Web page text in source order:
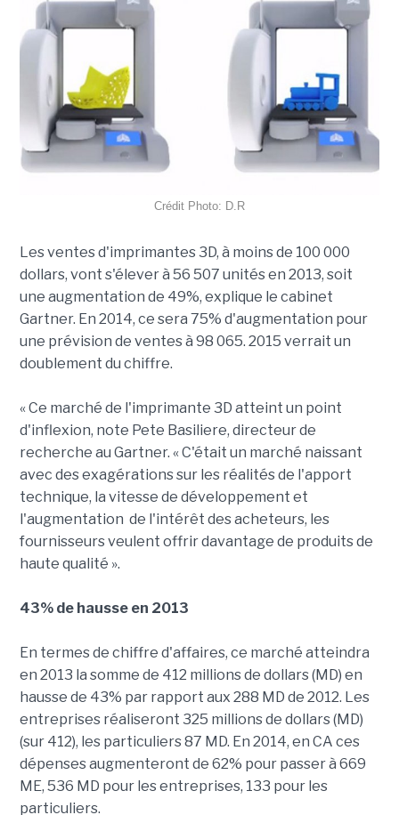
Crédit Photo: D.R
Les ventes d'imprimantes 3D, à moins de 100 000
dollars, vont s'élever à 56 507 unités en 2013, soit
une augmentation de 49%, explique le cabinet
Gartner. En 2014, ce sera 75% d'augmentation pour
une prévision de ventes à 98 065. 2015 verrait un
doublement du chiffre.
« Ce marché de l'imprimante 3D atteint un point
d'inflexion, note Pete Basiliere, directeur de
recherche au Gartner. « C'était un marché naissant
avec des exagérations sur les réalités de l'apport
technique, la vitesse de développement et
l'augmentation de l'intérêt des acheteurs, les
fournisseurs veulent offrir davantage de produits de
haute qualité ».
43% de hausse en 2013
En termes de chiffre d'affaires, ce marché atteindra
en 2013 la somme de 412 millions de dollars (MD) en
hausse de 43% par rapport aux 288 MD de 2012. Les
entreprises réaliseront 325 millions de dollars (MD)
(sur 412), les particuliers 87 MD. En 2014, en CA ces
dépenses augmenteront de 62% pour passer à 669
ME, 536 MD pour les entreprises, 133 pour les
particuliers.